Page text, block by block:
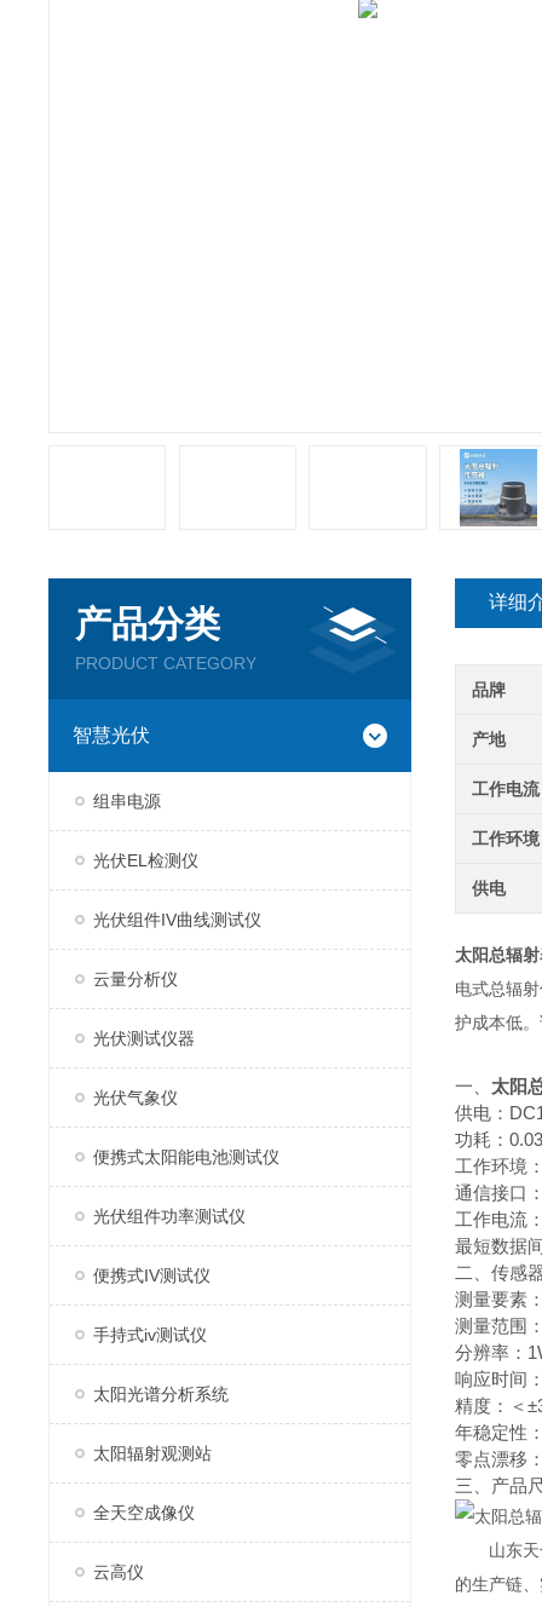
产品分类
PRODUCT CATEGORY
智慧光伏
组串电源
光伏EL检测仪
光伏组件IV曲线测试仪
云量分析仪
光伏测试仪器
光伏气象仪
便携式太阳能电池测试仪
光伏组件功率测试仪
便携式IV测试仪
手持式iv测试仪
太阳光谱分析系统
太阳辐射观测站
全天空成像仪
云高仪
详细
品牌
产地
工作电流
工作环境
供电
太阳总辐
电式总辐
护成本低
一、 太阳
供电：
功耗：
工作环境
通信接口
工作电流
最短数据
二、传感
测量要素
测量范围
分辨率：
响应时间
精度：＜
年稳定性
零点漂移
三、产品
山东天合
的生产链